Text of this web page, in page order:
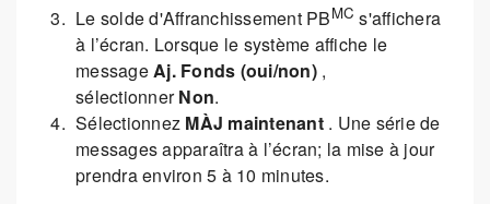
Le solde d'Affranchissement PBMC s'affichera
à l’écran. Lorsque le système affiche le
messageAj. Fonds (oui/non),
sélectionnerNon.
Sélectionnez MÀJ maintenant. Une série de
messages apparaîtra à l’écran; la mise à jour
prendra environ 5 à 10 minutes.